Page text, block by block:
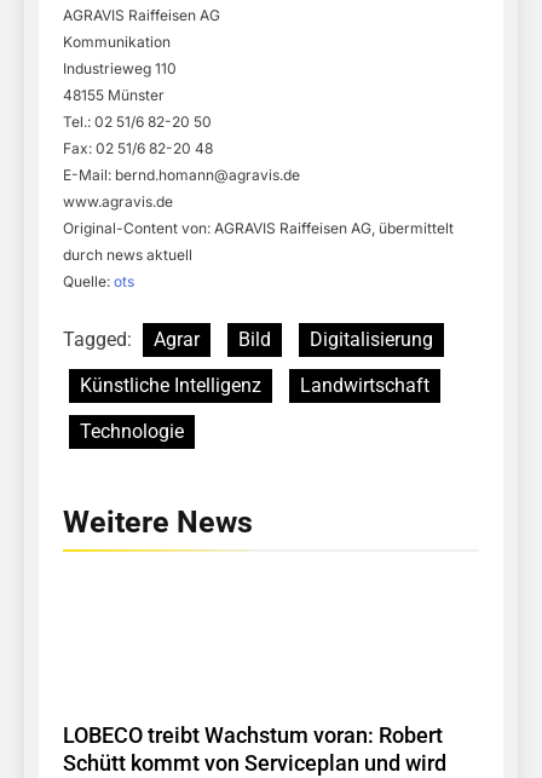
AGRAVIS Raiffeisen AG
Kommunikation
Industrieweg 110
48155 Münster
Tel.: 02 51/6 82-20 50
Fax: 02 51/6 82-20 48
E-Mail: bernd.homann@agravis.de
www.agravis.de
Original-Content von: AGRAVIS Raiffeisen AG, übermittelt
durch news aktuell
Quelle: ots
Tagged: Agrar Bild
Digitalisierung
Künstliche Intelligenz
Landwirtschaft
Technologie
Weitere News
LOBECO treibt Wachstum voran: Robert
Schütt kommt von Serviceplan und wird